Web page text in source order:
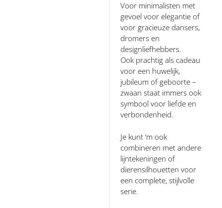
Voor minimalisten met
gevoel voor elegantie of
voor gracieuze dansers,
dromers en
designliefhebbers.
Ook prachtig als cadeau
voor een huwelijk,
jubileum of geboorte –
zwaan staat immers ook
symbool voor liefde en
verbondenheid.
Je kunt ‘m ook
combineren met andere
lijntekeningen of
dierensilhouetten voor
een complete, stijlvolle
serie.